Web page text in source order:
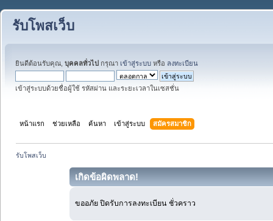
รับโพสเว็บ
ยินดีต้อนรับคุณ, บุคคลทั่วไป กรุณา เข้าสู่ระบบ หรือ ลงทะเบียน
เข้าสู่ระบบด้วยชื่อผู้ใช้ รหัสผ่าน และระยะเวลาในเซสชั่น
หน้าแรก ช่วยเหลือ ค้นหา เข้าสู่ระบบ สมัครสมาชิก
รับโพสเว็บ
เกิดข้อผิดพลาด!
ขออภัย ปิดรับการลงทะเบียน ชั่วคราว